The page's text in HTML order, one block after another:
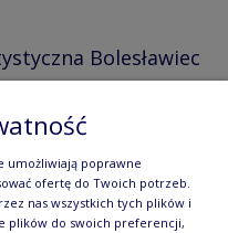
Bolesławiec
POWIADOM O
DOSTĘPNOŚCI
umożliwiają poprawne
ofertę do Twoich potrzeb.
nas wszystkich tych plików i
plików do swoich preferencji,